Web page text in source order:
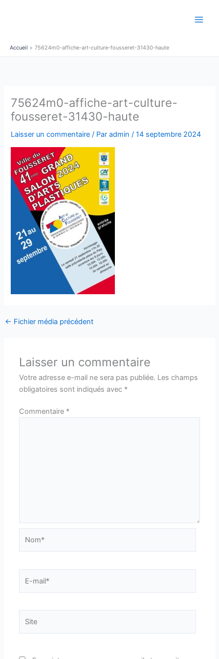
Accueil 75624m0-affiche-art-culture-fousseret-31430-haute
75624m0-affiche-art-culture-
fousseret-31430-haute
Laisser un commentaire / Paradmin/14 septembre 2024
← Fichier média précédent
Laisser un commentaire
Votre adresse e-mail ne sera pas publiée. Les champs
obligatoires sont indiqués avec *
Commentaire *
mail*